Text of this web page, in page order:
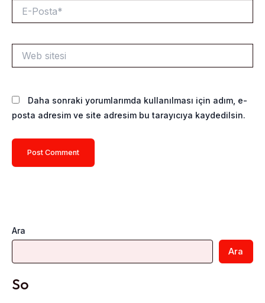
Posta*
sitesi
Daha sonraki yorumlarımda kullanılması için adım, e-
posta adresim ve site adresim bu tarayıcıya kaydedilsin.
Ara
Ara
So